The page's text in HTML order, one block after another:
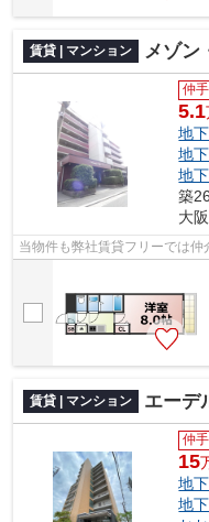
賃貸 | マンション メゾン・
仲
5.1
地
地
地
築
大
当物件も弊社賃貸フリーでは仲
賃貸 | マンション エーデ
仲
15
地
地